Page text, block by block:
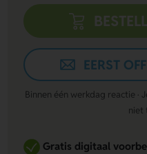
EERST
Binnen één werkdag reactie ·
niet
Gratis digitaal